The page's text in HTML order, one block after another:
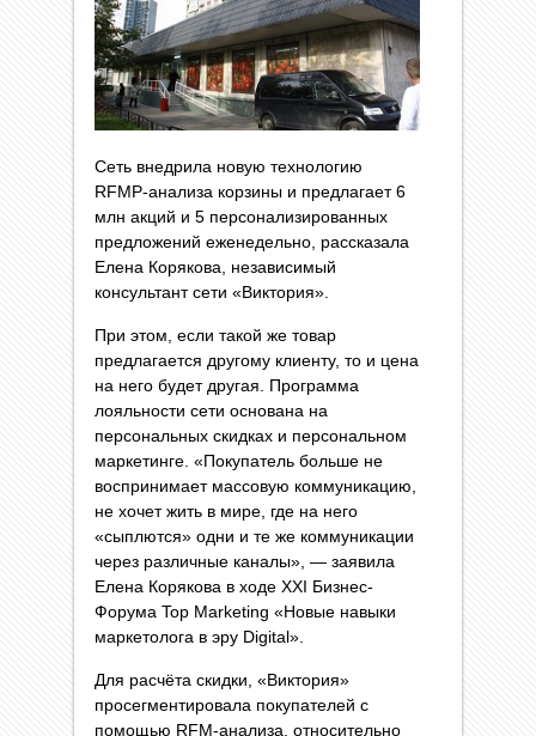
Сеть внедрила новую технологию
RFMP-анализа корзины и предлагает 6
млн акций и 5 персонализированных
предложений еженедельно, рассказала
Елена Корякова, независимый
консультант сети «Виктория».
При этом, если такой же товар
предлагается другому клиенту, то и цена
на него будет другая. Программа
лояльности сети основана на
персональных скидках и персональном
маркетинге. «Покупатель больше не
воспринимает массовую коммуникацию,
не хочет жить в мире, где на него
«сыплются» одни и те же коммуникации
через различные каналы», — заявила
Елена Корякова в ходе XXI Бизнес-
Форума Top Marketing «Новые навыки
маркетолога в эру Digital».
Для расчёта скидки, «Виктория»
просегментировала покупателей с
помощью RFM-анализа, относительно